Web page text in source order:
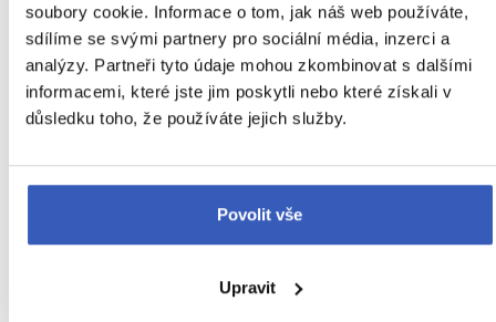
soubory cookie. Informace o tom, jak náš web používáte,
sdílíme se svými partnery pro sociální média, inzerci a
analýzy. Partneři tyto údaje mohou zkombinovat s dalšími
informacemi, které jste jim poskytli nebo které získali v
důsledku toho, že používáte jejich služby.
Povolit vše
Upravit
Vstupné
Tyto vstupenky do vybraných památek a případné
S možností prohlídky je počítáno v programu zájezdu. Klienti,
kteří se prohlídky nezúčastní, mohou tento čas využít např.